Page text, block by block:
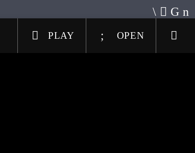
OPEN
PLAY